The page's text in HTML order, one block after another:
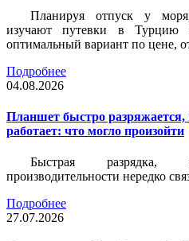
Планируя отпуск у
изучают путевки в Турцию
оптимальный вариант по цене,
Подробнее
04.08.2026
Планшет быстро разряжается,
работает: что могло произойти
Быстрая
производительности нередко
Подробнее
27.07.2026